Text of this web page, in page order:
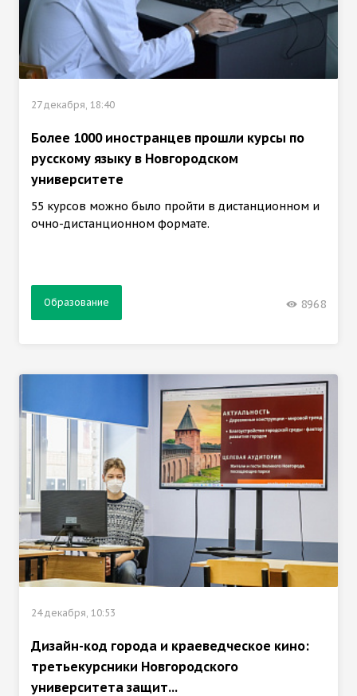
27 декабря, 18:40
Более 1000 иностранцев прошли курсы по
русскому языку в Новгородском
университете
55 курсов можно было пройти в дистанционном и
очно-дистанционном формате.
Образование 8968
24 декабря, 10:53
Дизайн-код города и краеведческое кино:
третьекурсники Новгородского
университета защит...